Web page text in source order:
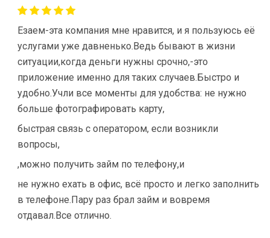
Езаем-эта компания мне нравится, и я пользуюсь её
услугами уже давненько.Ведь бывают в жизни
ситуации,когда деньги нужны срочно,-это
приложение именно для таких случаев.Быстро и
удобно.Учли все моменты для удобства: не нужно
больше фотографировать карту,
быстрая связь с оператором, если возникли
вопросы,
,можно получить займ по телефону,и
не нужно ехать в офис, всё просто и легко заполнить
в телефоне.Пару раз брал займ и вовремя
отдавал.Все отлично.